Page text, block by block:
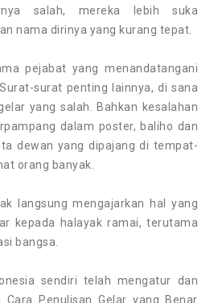
salah, mereka lebih suka
nama dirinya yang kurang tepat.
pejabat yang menandatangani
surat penting lainnya, di sana
yang salah. Bahkan kesalahan
dalam poster, baliho dan
dewan yang dipajang di tempat-
orang banyak.
langsung mengajarkan hal yang
kepada halayak ramai, terutama
bangsa.
sendiri telah mengatur dan
Cara Penulisan Gelar yang Benar